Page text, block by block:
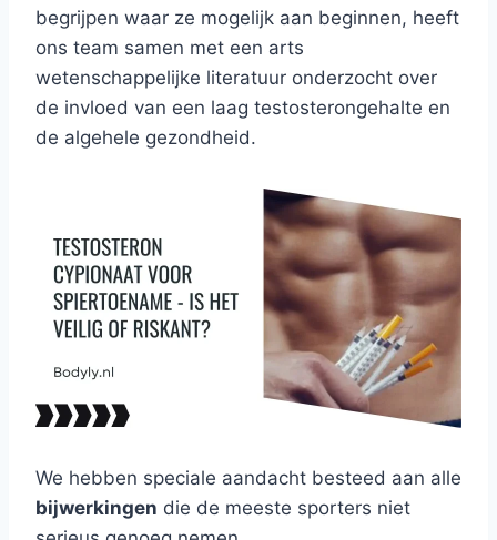
begrijpen waar ze mogelijk aan beginnen, heeft
ons team samen met een arts
wetenschappelijke literatuur onderzocht over
de invloed van een laag testosterongehalte en
de algehele gezondheid.
We hebben speciale aandacht besteed aan alle
bijwerkingen die de meeste sporters niet